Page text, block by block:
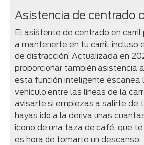
Asistencia de centrado
El asistente de centrado en carril
a mantenerte en tu carril, incluso
de distracción. Actualizada en
proporcionar también asistencia
esta función inteligente escanea
vehículo entre las líneas de la
avisarte si empiezas a salirte de
hayas ido a la deriva unas
icono de una taza de café, que
es hora de tomarte un descanso.